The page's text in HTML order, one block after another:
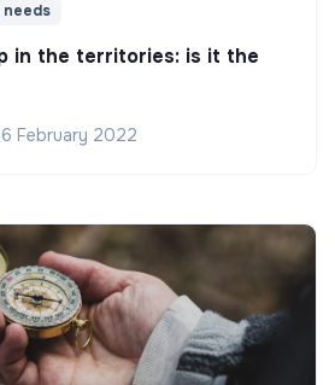
in the territories: is it the
February 2022